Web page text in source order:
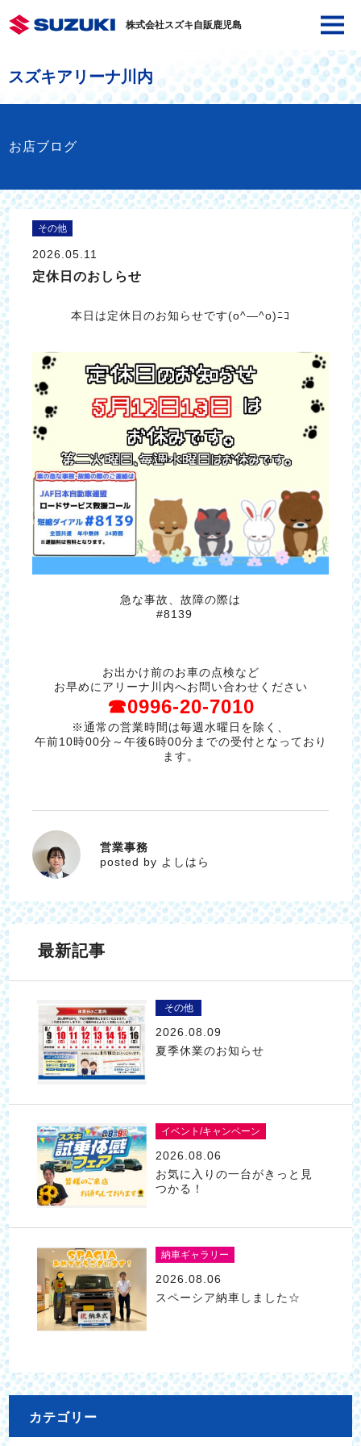
株式会社スズキ自販鹿児島
スズキアリーナ川内
お店ブログ
その他
2026.05.11
定休日のおしらせ
本日は定休日のお知らせです(o^―^o)ﾆｺ
急な事故、故障の際は
#8139
お出かけ前のお車の点検など
お早めにアリーナ川内へお問い合わせください
☎0996-20-7010
※通常の営業時間は毎週水曜日を除く、
午前10時00分～午後6時00分までの受付となっており
ます。
よしはら
営業事務
posted by よしはら
最新記事
その他
2026.08.09
夏季休業のお知らせ
イベント/キャンペーン
2026.08.06
お気に入りの一台がきっと見
つかる！
納車ギャラリー
2026.08.06
スペーシア納車しました☆
カテゴリー